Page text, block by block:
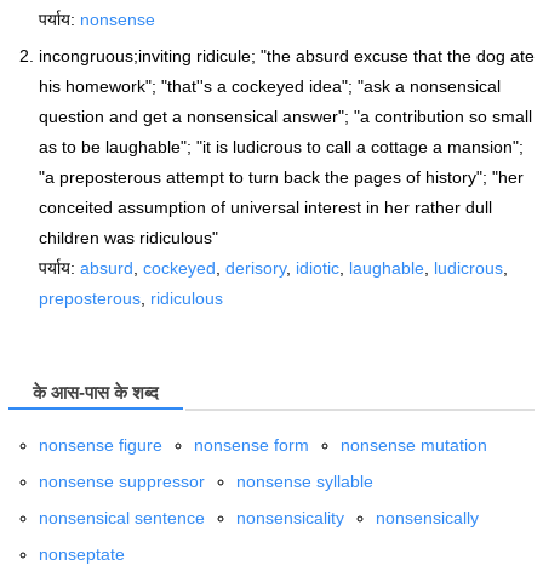
पर्याय: nonsense
incongruous;inviting ridicule; "the absurd excuse that the dog ate
his homework"; "that''s a cockeyed idea"; "ask a nonsensical
question and get a nonsensical answer"; "a contribution so small
as to be laughable"; "it is ludicrous to call a cottage a mansion";
"a preposterous attempt to turn back the pages of history"; "her
conceited assumption of universal interest in her rather dull
children was ridiculous"
पर्याय: absurd cockeyed derisory, idiotic laughable ludicrous
preposterous ridiculous
के आस-पास के शब्द
nonsense figure nonsense form
nonsense mutation
nonsense suppressor
nonsense syllable
nonsensical sentence
nonsensicality
nonsensically
nonseptate